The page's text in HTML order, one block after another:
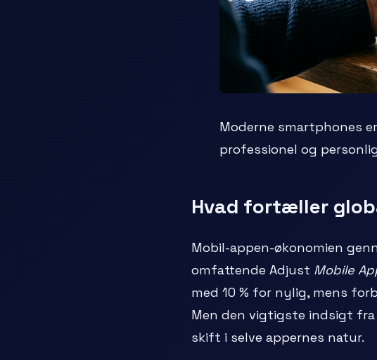
Moderne smartphones
professionel og
Hvad fortæller
Mobil-appen-økonomien
omfattende Adjust Mobile
med 10 % for nylig, mens
Men den vigtigste indsigt
skift i selve appernes natur.